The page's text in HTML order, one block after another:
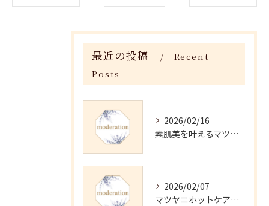
最近の投稿
Recent
Posts
2026/02/16
素肌美を叶えるマツヤニホットセラピーの効果
2026/02/07
マツヤニホットケアの正しい使い方と継続法